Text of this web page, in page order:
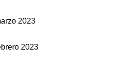
2023
2023